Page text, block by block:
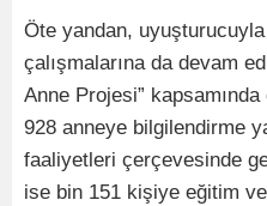
Öte yandan,
çalışmalarına da devam
Anne Projesi”
928 anneye bilgilendirme
faaliyetleri çerçevesinde
ise bin 151 kişiye eğitim